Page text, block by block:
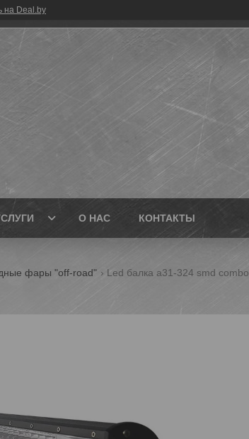
на Deal.by
О НАС КОНТАКТЫ
фары "off-road" Led балка a31-324 smd combo